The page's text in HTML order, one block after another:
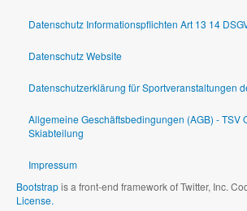
Datenschutz Informationspflichten Art 13 14
Datenschutz Website
Datenschutzerklärung für Sportveranstaltungen
Allgemeine Geschäftsbedingungen (AGB) - TSV
Skiabteilung
Impressum
Bootstrapis a front-end framework of Twitter, Inc.
License.